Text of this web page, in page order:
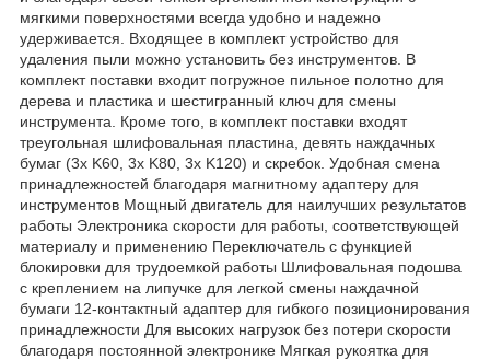
мягкими поверхностями всегда удобно и надежно
удерживается. Входящее в комплект устройство для
удаления пыли можно установить без инструментов. В
комплект поставки входит погружное пильное полотно для
дерева и пластика и шестигранный ключ для смены
инструмента. Кроме того, в комплект поставки входят
треугольная шлифовальная пластина, девять наждачных
бумаг (3x K60, 3x K80, 3x K120) и скребок. Удобная смена
принадлежностей благодаря магнитному адаптеру для
инструментов Мощный двигатель для наилучших результатов
работы Электроника скорости для работы, соответствующей
материалу и применению Переключатель с функцией
блокировки для трудоемкой работы Шлифовальная подошва
с креплением на липучке для легкой смены наждачной
бумаги 12-контактный адаптер для гибкого позиционирования
принадлежности Для высоких нагрузок без потери скорости
благодаря постоянной электронике Мягкая рукоятка для